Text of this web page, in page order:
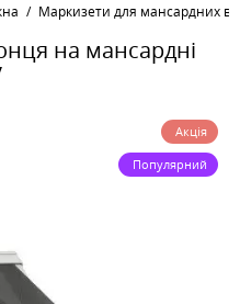
Маркизети для мансардних
на мансардні
Акція
Популярний